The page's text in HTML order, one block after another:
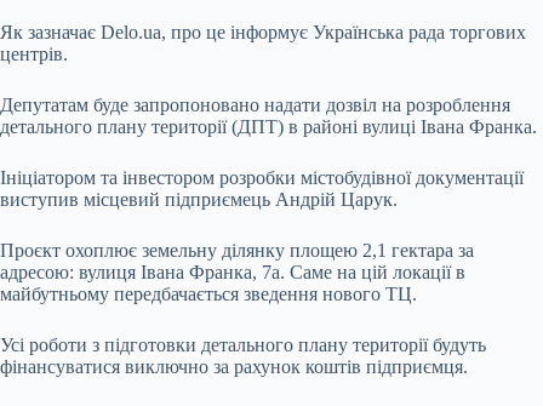
Як зазначає Delo.ua, про це інформує Українська рада торгових
центрів.
Депутатам буде запропоновано надати дозвіл на розроблення
детального плану території (ДПТ) в районі вулиці Івана Франка.
Ініціатором та інвестором розробки містобудівної документації
виступив місцевий підприємець Андрій Царук.
Проєкт охоплює земельну ділянку площею 2,1 гектара за
адресою: вулиця Івана Франка, 7а. Саме на цій локації в
майбутньому передбачається зведення нового ТЦ.
Усі роботи з підготовки детального плану території будуть
фінансуватися виключно за рахунок коштів підприємця.